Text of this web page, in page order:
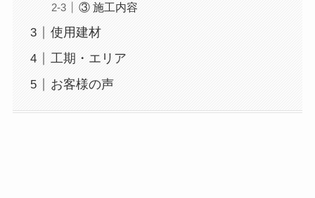
③ 施工内容
使用建材
工期・エリア
お客様の声